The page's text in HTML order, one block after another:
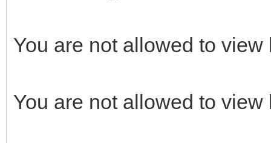
You are not allowed to
You are not allowed to